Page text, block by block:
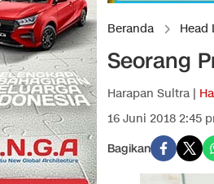
Beranda Head
Seorang
Harapan Sultra |
16 Juni 2018 2:45
Bagikan